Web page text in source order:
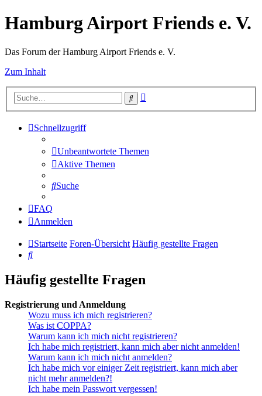
Hamburg Airport Friends e. V.
Das Forum der Hamburg Airport Friends e. V.
Zum Inhalt
Suche
Schnellzugriff
Unbeantwortete Themen
Aktive Themen
Suche
FAQ
Anmelden
Startseite Foren-Übersicht Häufig gestellte Fragen
Suche
Häufig gestellte Fragen
Registrierung und Anmeldung
Wozu muss ich mich registrieren?
Was ist COPPA?
Warum kann ich mich nicht registrieren?
Ich habe mich registriert, kann mich aber nicht anmelden!
Warum kann ich mich nicht anmelden?
Ich habe mich vor einiger Zeit registriert, kann mich aber
nicht mehr anmelden?!
Ich habe mein Passwort vergessen!